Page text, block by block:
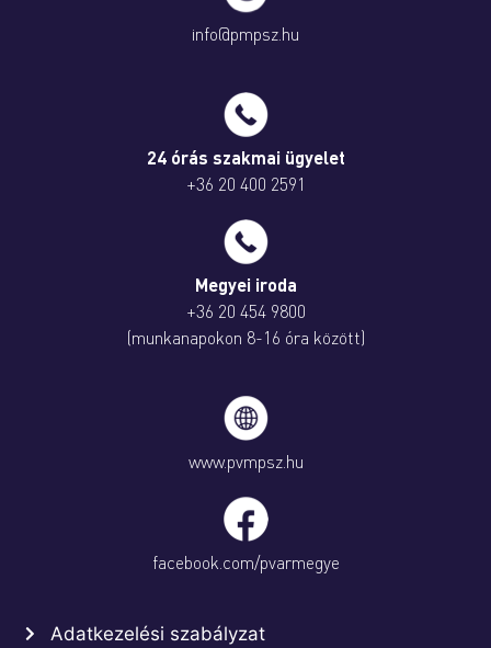
info@pmpsz.hu
24 órás szakmai ügyelet
+36 20 400 2591
Megyei iroda
+36 20 454 9800
(munkanapokon 8-16 óra között)
www.pvmpsz.hu
facebook.com/pvarmegye
Adatkezelési szabályzat